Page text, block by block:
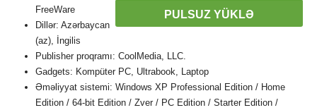
PULSUZ YÜKLƏ
FreeWare
Dillər: Azərbaycan
(az), İngilis
Publisher proqramı: CoolMedia, LLC.
Gadgets: Kompüter PC, Ultrabook, Laptop
Əməliyyat sistemi: Windows XP Professional Edition / Home
Edition / 64-bit Edition / Zver / PC Edition / Starter Edition /